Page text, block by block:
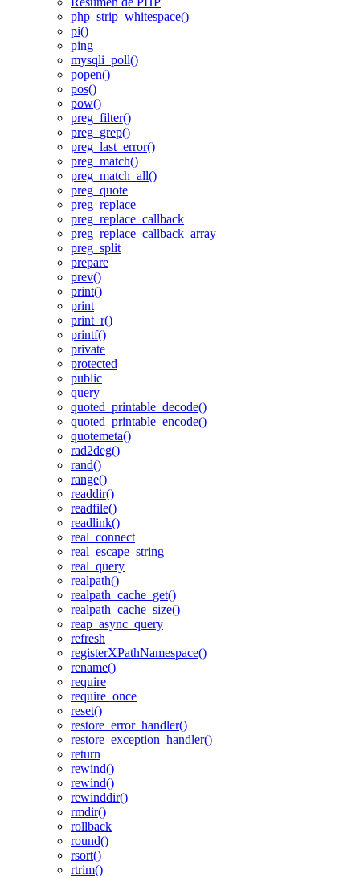
php_strip_whitespace()
pi()
ping
mysqli_poll()
popen()
pos()
pow()
preg_filter()
preg_grep()
preg_last_error()
preg_match()
preg_match_all()
preg_quote
preg_replace
preg_replace_callback
preg_replace_callback_array
preg_split
prepare
prev()
print()
print
print_r()
printf()
private
protected
public
query
quoted_printable_decode()
quoted_printable_encode()
quotemeta()
rad2deg()
rand()
range()
readdir()
readfile()
readlink()
real_connect
real_escape_string
real_query
realpath()
realpath_cache_get()
realpath_cache_size()
reap_async_query
refresh
registerXPathNamespace()
rename()
require
require_once
reset()
restore_error_handler()
restore_exception_handler()
return
rewind()
rewind()
rewinddir()
rmdir()
rollback
round()
rsort()
rtrim()